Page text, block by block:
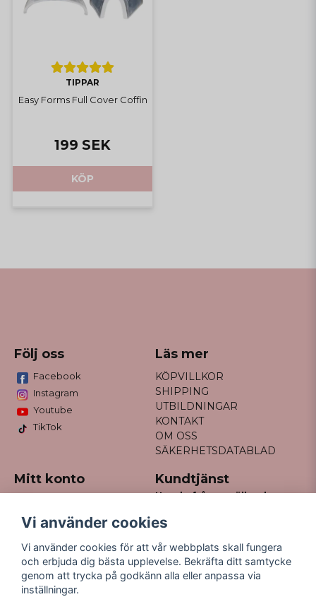
TIPPAR
Easy Forms Full Cover Coffin
199 SEK
KÖP
Följ oss
Facebook
Instagram
Youtube
TikTok
Läs mer
KÖPVILLKOR
SHIPPING
UTBILDNINGAR
KONTAKT
OM OSS
SÄKERHETSDATABLAD
Mitt konto
Registrera dig
Glömt lösenord?
Kundtjänst
Har du frågor gällande
kontakt@missfancy.se
Vi använder cookies
Vi använder cookies för att vår webbplats skall fungera
och erbjuda dig bästa upplevelse. Bekräfta ditt samtycke
genom att trycka på godkänn alla eller anpassa via
inställningar.